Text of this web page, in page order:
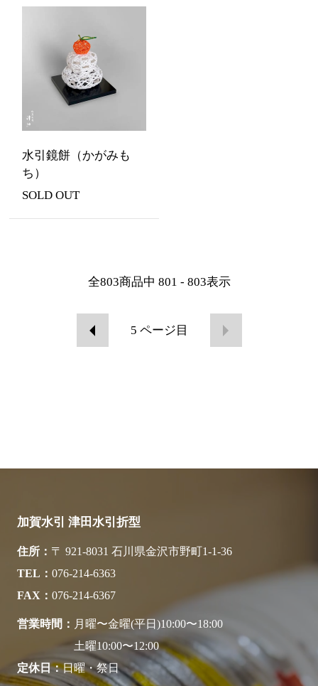
水引鏡餅（かがみも
ち）
SOLD OUT
全803商品中 801 - 803表示
5 ページ目
加賀水引 津田水引折型
住所
〒 921-8031 石川県金沢市野町1-1-36
TEL
076-214-6363
FAX
076-214-6367
営業時間
月曜〜金曜(平日)10:00〜18:00
土曜10:00〜12:00
定休日
日曜・祭日